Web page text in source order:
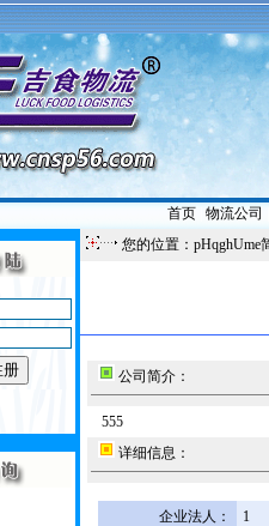
首页| 物流公司
您的位置：pHqghUme
公司简介：
555
详细信息：
企业法人：
1